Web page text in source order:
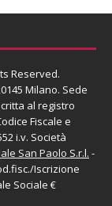
Reserved.
Milano. Sede
al registro
Fiscale e
i.v. Società
San Paolo S.r.l. -
Iscrizione
Sociale €